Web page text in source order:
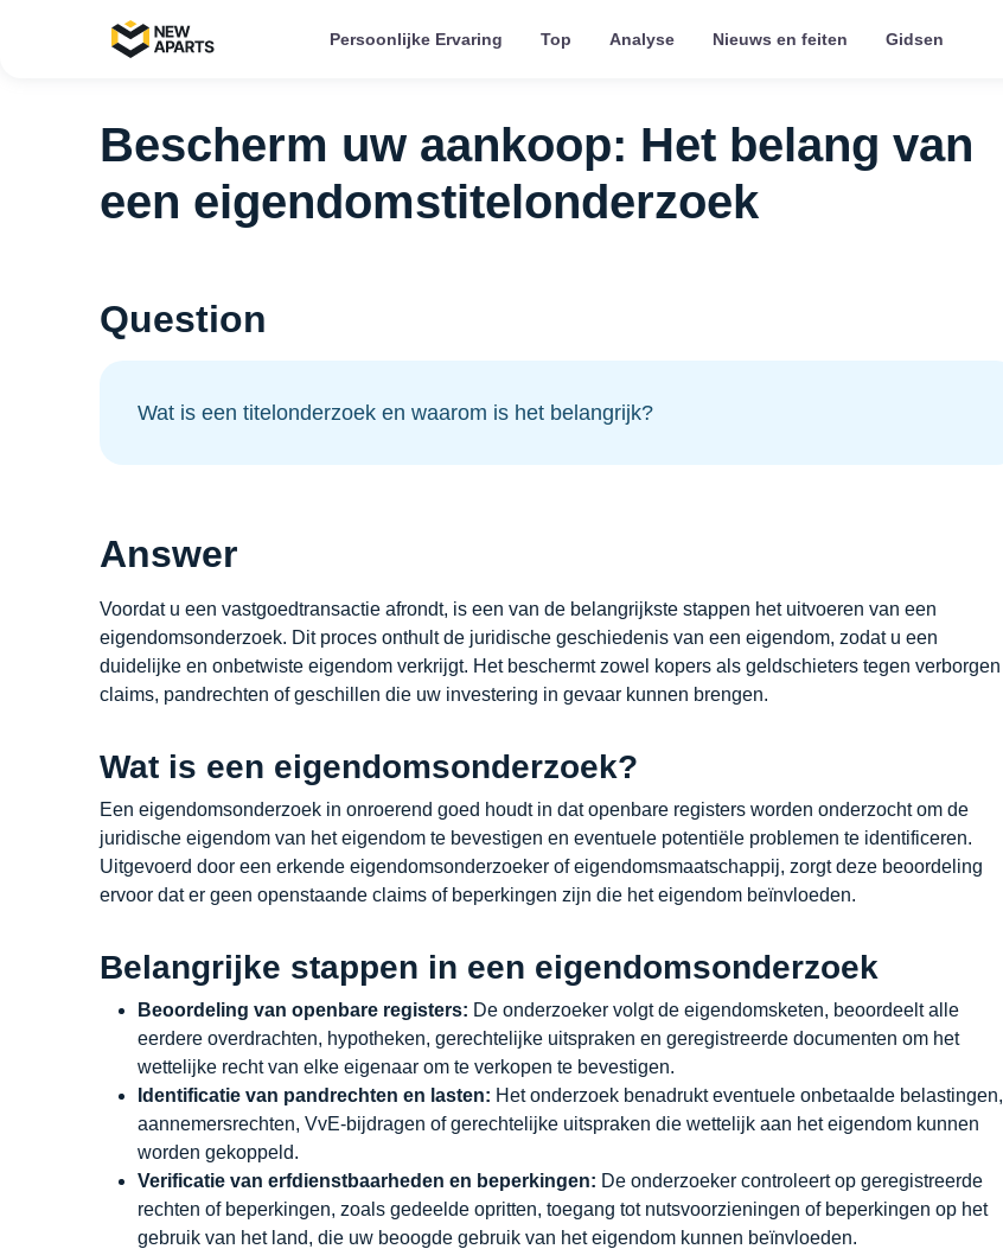
Persoonlijke Ervaring Top Analyse Nieuws en feiten Gidsen
Bescherm uw aankoop: Het belang van
een eigendomstitelonderzoek
Question
Wat is een titelonderzoek en waarom is het belangrijk?
Answer
Voordat u een vastgoedtransactie afrondt, is een van de belangrijkste stappen het uitvoeren van een
eigendomsonderzoek. Dit proces onthult de juridische geschiedenis van een eigendom, zodat u een
duidelijke en onbetwiste eigendom verkrijgt. Het beschermt zowel kopers als geldschieters tegen verborgen
claims, pandrechten of geschillen die uw investering in gevaar kunnen brengen.
Wat is een eigendomsonderzoek?
Een eigendomsonderzoek in onroerend goed houdt in dat openbare registers worden onderzocht om de
juridische eigendom van het eigendom te bevestigen en eventuele potentiële problemen te identificeren.
Uitgevoerd door een erkende eigendomsonderzoeker of eigendomsmaatschappij, zorgt deze beoordeling
ervoor dat er geen openstaande claims of beperkingen zijn die het eigendom beïnvloeden.
Belangrijke stappen in een eigendomsonderzoek
Beoordeling van openbare registers: De onderzoeker volgt de eigendomsketen, beoordeelt alle
eerdere overdrachten, hypotheken, gerechtelijke uitspraken en geregistreerde documenten om het
wettelijke recht van elke eigenaar om te verkopen te bevestigen.
Identificatie van pandrechten en lasten: Het onderzoek benadrukt eventuele onbetaalde belastingen,
aannemersrechten, VvE-bijdragen of gerechtelijke uitspraken die wettelijk aan het eigendom kunnen
worden gekoppeld.
Verificatie van erfdienstbaarheden en beperkingen: De onderzoeker controleert op geregistreerde
rechten of beperkingen, zoals gedeelde opritten, toegang tot nutsvoorzieningen of beperkingen op het
gebruik van het land, die uw beoogde gebruik van het eigendom kunnen beïnvloeden.